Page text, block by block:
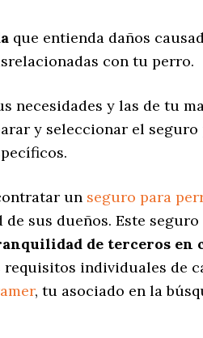
que entienda daños
con tu perro.
necesidades y las de tu
y seleccionar el seguro
un seguro para
sus dueños. Este
de terceros en
requisitos individuales de
, tu asociado en la